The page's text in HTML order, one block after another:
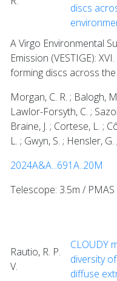
discs
A Virgo Environmental
Emission (VESTIGE):
forming discs across
Morgan, C. R. ; Balogh,
Lawlor-Forsyth, C. ;
Braine, J. ; Cortese, L. ;
L. ; Gwyn, S. ; Hensler, G.
2024A&A...691A..20M
Telescope: 3.5m / PMAS
Rautio, R. P.
V.
CLOUDY
diversity
diffuse